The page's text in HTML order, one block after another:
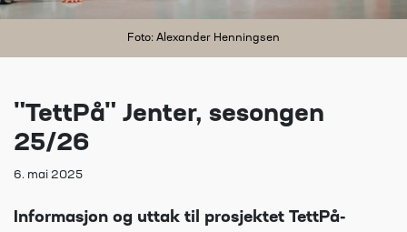
Foto: Alexander Henningsen
"TettPå" Jenter, sesongen
25/26
6. mai 2025
Informasjon og uttak til prosjektet TettPå-